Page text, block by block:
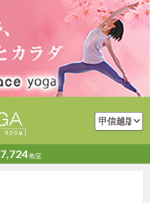
7,724教室